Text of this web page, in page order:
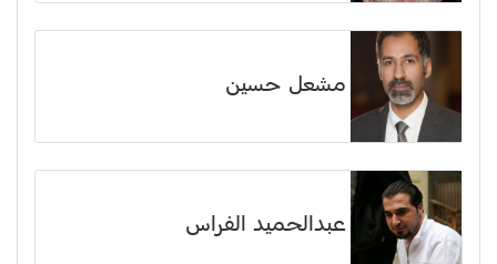
مشعل حسين
عبدالحميد الفراس